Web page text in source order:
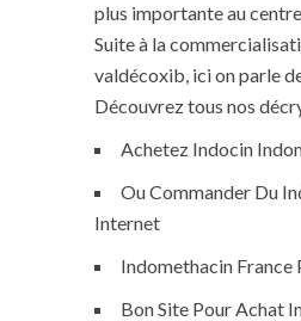
plus importante au
Suite à la
valdécoxib, ici on parle
Découvrez tous nos
Achetez Indocin
Ou Commander Du
Internet
Indomethacin France
Bon Site Pour Achat